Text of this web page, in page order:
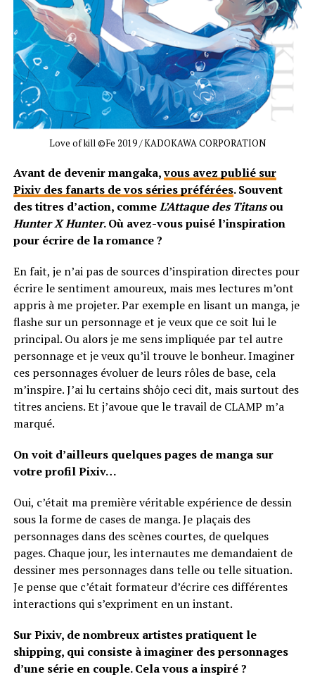
Love of kill ©Fe 2019 / KADOKAWA CORPORATION
Avant de devenir mangaka,vous avez publié sur
Pixiv des fanarts de vos séries préférées. Souvent
des titres d’action, commeL’Attaque des Titansou
Hunter X Hunter. Où avez-vous puisé l’inspiration
pour écrire de la romance ?
En fait, je n’ai pas de sources d’inspiration directes pour
écrire le sentiment amoureux, mais mes lectures m’ont
appris à me projeter. Par exemple en lisant un manga, je
flashe sur un personnage et je veux que ce soit lui le
principal. Ou alors je me sens impliquée par tel autre
personnage et je veux qu’il trouve le bonheur. Imaginer
ces personnages évoluer de leurs rôles de base, cela
m’inspire. J’ai lu certains shôjo ceci dit, mais surtout des
titres anciens. Et j’avoue que le travail de CLAMP m’a
marqué.
On voit d’ailleurs quelques pages de manga sur
votre profil Pixiv…
Oui, c’était ma première véritable expérience de dessin
sous la forme de cases de manga. Je plaçais des
personnages dans des scènes courtes, de quelques
pages. Chaque jour, les internautes me demandaient de
dessiner mes personnages dans telle ou telle situation.
Je pense que c’était formateur d’écrire ces différentes
interactions qui s’expriment en un instant.
Sur Pixiv, de nombreux artistes pratiquent le
shipping, qui consiste à imaginer des personnages
d’une série en couple. Cela vous a inspiré ?